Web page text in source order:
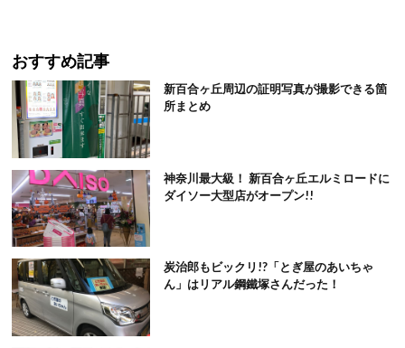
おすすめ記事
新百合ヶ丘周辺の証明写真が撮影できる箇
所まとめ
神奈川最大級！ 新百合ヶ丘エルミロードに
ダイソー大型店がオープン!!
炭治郎もビックリ!?「とぎ屋のあいちゃ
ん」はリアル鋼鐵塚さんだった！